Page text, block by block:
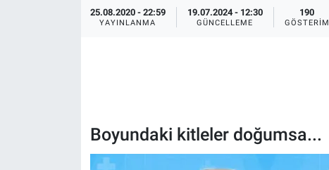
25.08.2020 - 22:59
YAYINLANMA
19.07.2024 - 12:30
GÜNCELLEME
190
GÖSTERIM
Boyundaki kitleler doğumsa...